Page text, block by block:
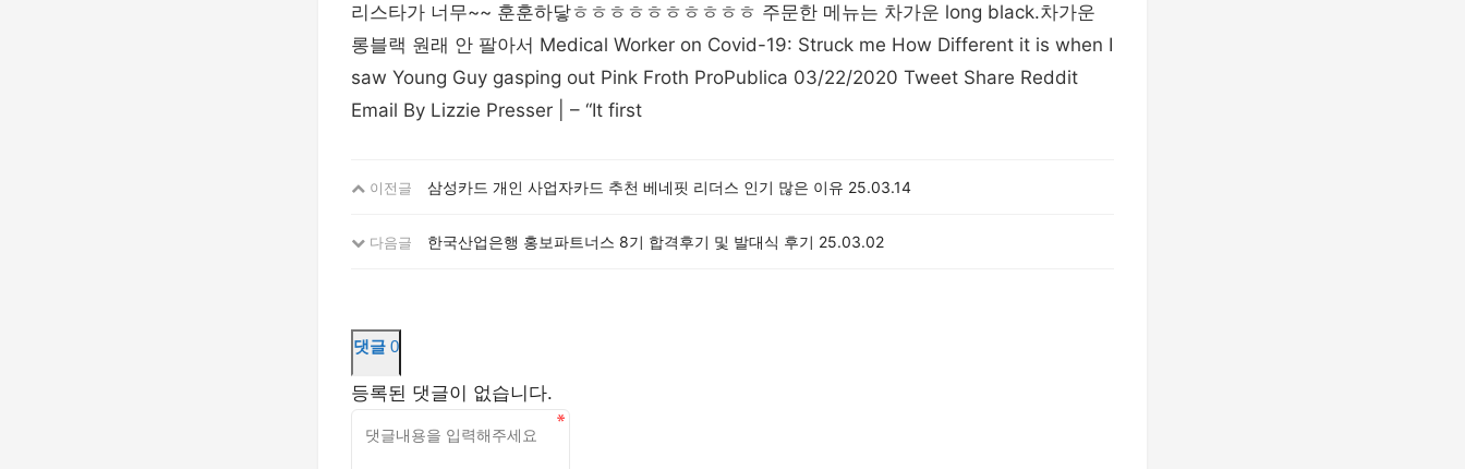
리스타가 너무~~ 훈훈하닿ㅎㅎㅎㅎㅎㅎㅎㅎㅎㅎ 주문한 메뉴는 차가운 long black.차가운
롱블랙 원래 안 팔아서 Medical Worker on Covid-19: Struck me How Different it is when I
saw Young Guy gasping out Pink Froth ProPublica 03/22/2020 Tweet Share Reddit
Email By Lizzie Presser | – “It first
이전글 삼성카드 개인 사업자카드 추천 베네핏 리더스 인기 많은 이유 25.03.14
다음글 한국산업은행 홍보파트너스 8기 합격후기 및 발대식 후기 25.03.02
댓글 0
등록된 댓글이 없습니다.